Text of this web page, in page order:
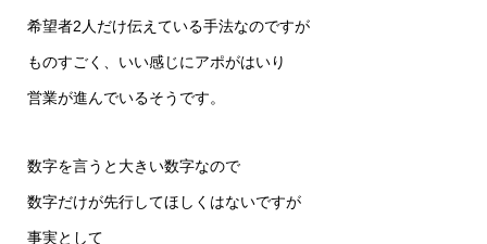
希望者2人だけ伝えている手法なのですが
ものすごく、いい感じにアポがはいり
営業が進んでいるそうです。
数字を言うと大きい数字なので
数字だけが先行してほしくはないですが
事実として